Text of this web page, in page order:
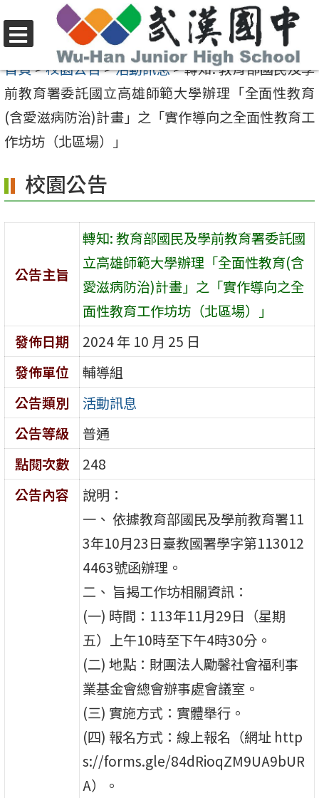
至
要
內
容
選
單
首頁>校園公告>活動訊息>轉知: 教育部國民及學
前教育署委託國立高雄師範大學辦理「全面性教育
(含愛滋病防治)計畫」之「實作導向之全面性教育工
作坊坊（北區場）」
校園公告
公告主旨
轉知: 教育部國民及學前教育署委託國
立高雄師範大學辦理「全面性教育(含
愛滋病防治)計畫」之「實作導向之全
面性教育工作坊坊（北區場）」
發佈日期
2024 年 10 月 25 日
發佈單位
輔導組
公告類別
活動訊息
公告等級
普通
點閱次數
248
公告內容
說明：
一、 依據教育部國民及學前教育署11
3年10月23日臺教國署學字第113012
4463號函辦理。
二、 旨揭工作坊相關資訊：
(一) 時間：113年11月29日（星期
五）上午10時至下午4時30分。
(二) 地點：財團法人勵馨社會福利事
業基金會總會辦事處會議室。
(三) 實施方式：實體舉行。
(四) 報名方式：線上報名（網址 http
s://forms.gle/84dRioqZM9UA9bUR
A）。